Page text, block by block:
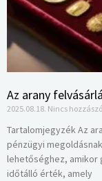
Az arany
2025.08.18. Nincs
Tartalomjegyzék Az
pénzügyi
lehetőséghez, amikor
időtálló érték, amely